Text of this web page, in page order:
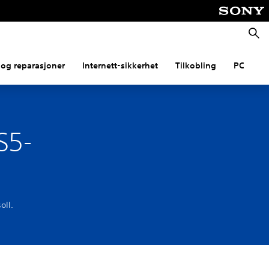
Søk
reparasjoner Internett-sikkerhet Tilkobling PC